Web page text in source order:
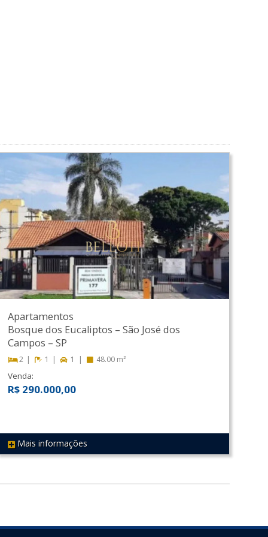
REF 524
Apartamentos
Bosque dos Eucaliptos –São José dos
Campos –SP
2 1 1 48.00 m²
Venda:
R$ 290.000,00
Mais informações